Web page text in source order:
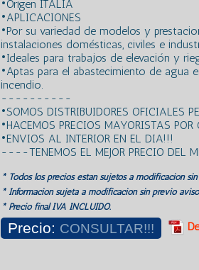
•Origen ITALIA
•APLICACIONES
•Por su variedad de modelos y
instalaciones domésticas, civiles e
•Ideales para trabajos de elevación y
•Aptas para el abastecimiento de agua
incendio.
----------
•SOMOS DISTRIBUIDORES OFICIALES
•HACEMOS PRECIOS MAYORISTAS
•ENVIOS AL INTERIOR EN EL DIA!!!
----TENEMOS EL MEJOR PRECIO
* Todos los precios estan sujetos a modificación
* Información sujeta a modificación sin previo
* Precio final IVA INCLUIDO.
Precio: CONSULTAR!!!